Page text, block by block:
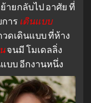
ายกลับไป อาศัย ที่
าร เดินแบบ
วดเดินแบบ ที่ห้าง
จนมี โมเดลลิ่ง
บบ อีกงานหนึ่ง